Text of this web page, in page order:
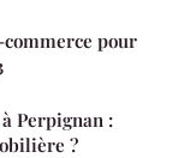
pour
Perpignan :
?